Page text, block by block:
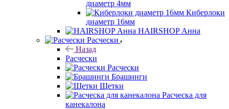
диаметр 4мм
Киберлоки
диаметр 16мм
HAIRSHOP Анна
Расчески
Назад
Расчески
Расчески
Брашинги
Щетки
Расческа для
канекалона